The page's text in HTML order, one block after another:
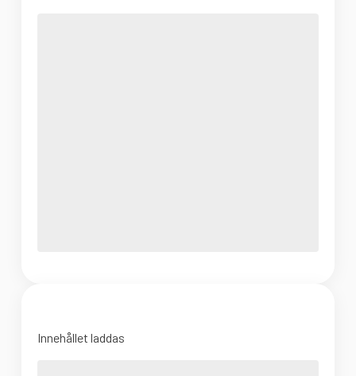
Innehållet laddas